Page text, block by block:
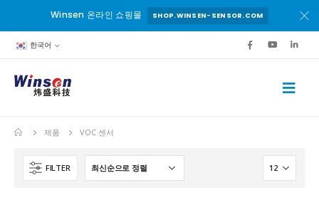
Winsen 온라인 쇼핑몰 SHOP.WINSEN-SENSOR.COM
한국어
제품 VOC 센서
FILTER